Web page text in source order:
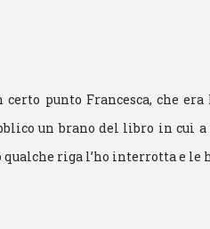
punto Francesca, che
un brano del libro in cui
qualche riga l’ho interrotta e le